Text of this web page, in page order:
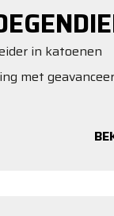
in katoenen
met